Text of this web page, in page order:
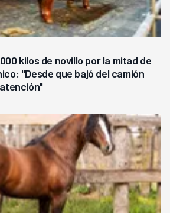
kilos de novillo por la mitad de
"Desde que bajó del camión